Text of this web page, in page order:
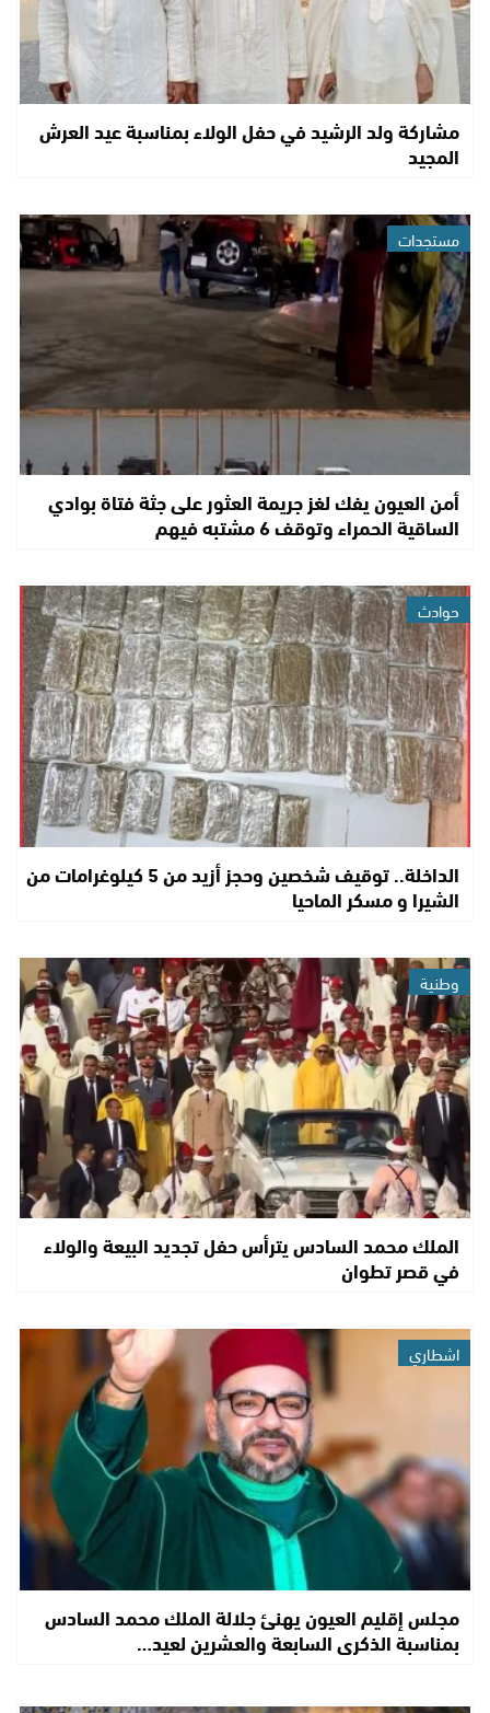
مشاركة ولد الرشيد في حفل الولاء بمناسبة عيد العرش
المجيد
مستجدات
أمن العيون يفك لغز جريمة العثور على جثة فتاة بوادي
الساقية الحمراء وتوقف 6 مشتبه فيهم
حوادث
الداخلة.. توقيف شخصين وحجز أزيد من 5 كيلوغرامات من
الشيرا و مسكر الماحيا
وطنية
الملك محمد السادس يترأس حفل تجديد البيعة والولاء
في قصر تطوان
اشطاري
مجلس إقليم العيون يهنئ جلالة الملك محمد السادس
بمناسبة الذكرى السابعة والعشرين لعيد…